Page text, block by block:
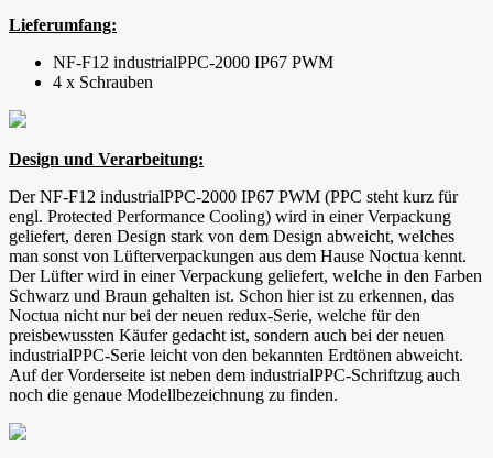
Lieferumfang:
NF-F12 industrialPPC-2000 IP67 PWM
4 x Schrauben
Design und Verarbeitung:
Der NF-F12 industrialPPC-2000 IP67 PWM (PPC steht kurz für
engl. Protected Performance Cooling) wird in einer Verpackung
geliefert, deren Design stark von dem Design abweicht, welches
man sonst von Lüfterverpackungen aus dem Hause Noctua kennt.
Der Lüfter wird in einer Verpackung geliefert, welche in den Farben
Schwarz und Braun gehalten ist. Schon hier ist zu erkennen, das
Noctua nicht nur bei der neuen redux-Serie, welche für den
preisbewussten Käufer gedacht ist, sondern auch bei der neuen
industrialPPC-Serie leicht von den bekannten Erdtönen abweicht.
Auf der Vorderseite ist neben dem industrialPPC-Schriftzug auch
noch die genaue Modellbezeichnung zu finden.